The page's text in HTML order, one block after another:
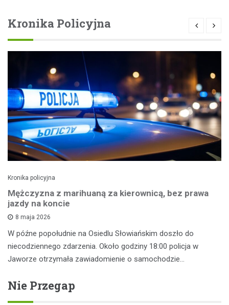
Kronika Policyjna
Kronika policyjna
Mężczyzna z marihuaną za kierownicą, bez prawa
jazdy na koncie
8 maja 2026
W późne popołudnie na Osiedlu Słowiańskim doszło do
niecodziennego zdarzenia. Około godziny 18:00 policja w
Jaworze otrzymała zawiadomienie o samochodzie…
Nie Przegap